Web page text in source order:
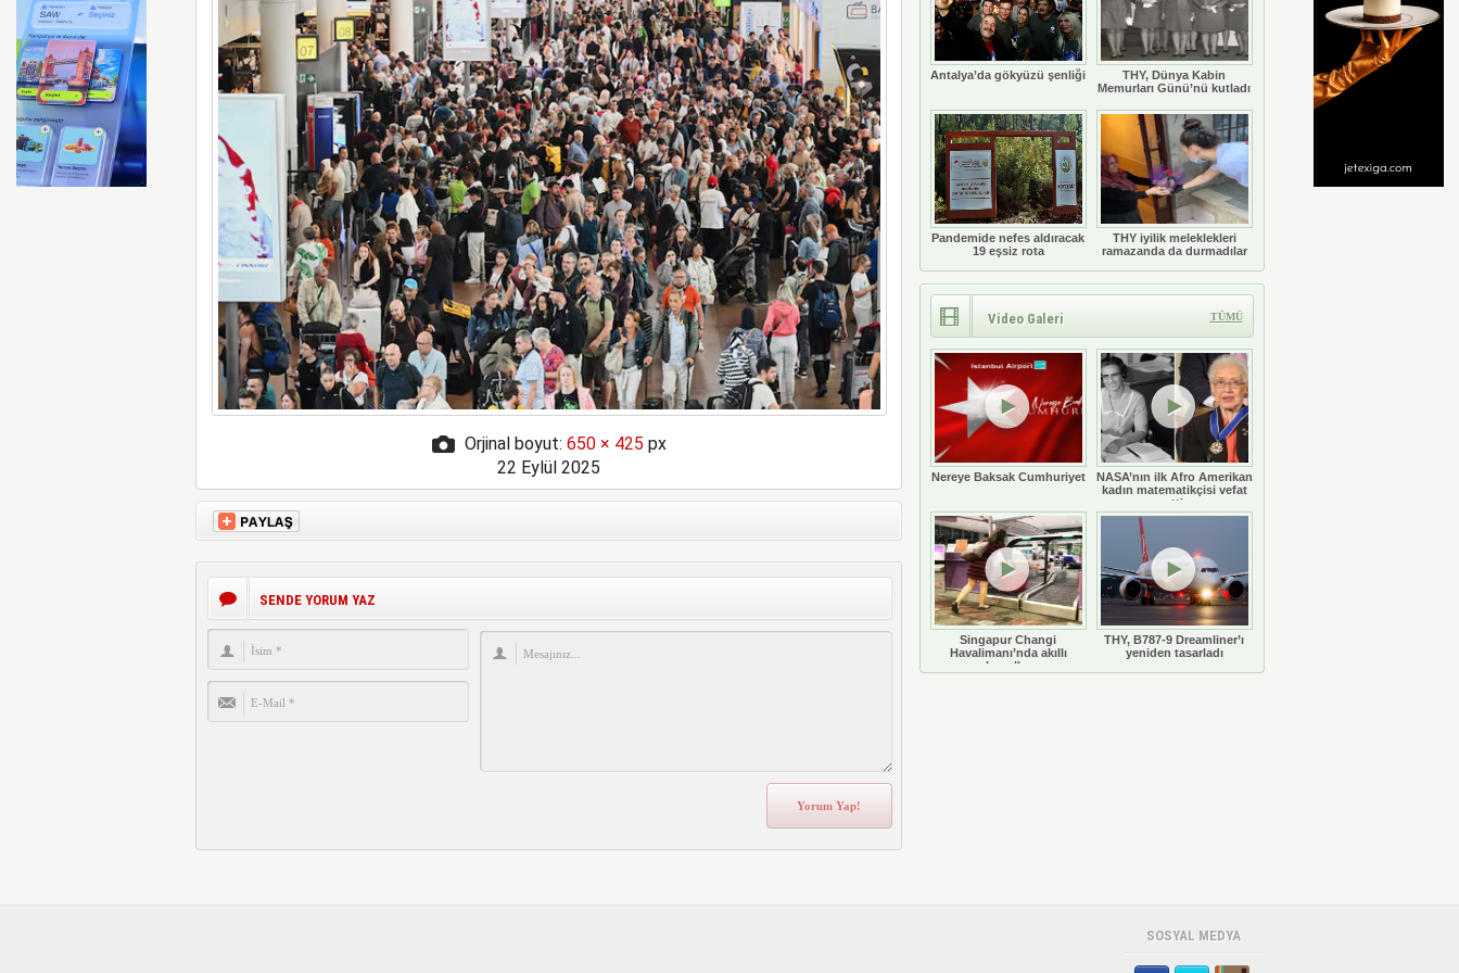
FAA Marine One helikopterine soruşturma başlattı
Orjinal boyut: 650 × 425 px
22 Eylül 2025
SENDE YORUM YAZ
Antalya’da gökyüzü şenliği
THY, Dünya Kabin
Memurları Günü’nü kutladı
Pandemide nefes aldıracak
19 eşsiz rota
THY iyilik meleklekleri
ramazanda da durmadılar
Video Galeri TÜMÜ
Nereye Baksak Cumhuriyet
NASA’nın ilk Afro Amerikan
kadın matematikçisi vefat
etti
Singapur Changi
Havalimanı’nda akıllı
bavullar
THY, B787-9 Dreamliner’ı
yeniden tasarladı
SOSYAL MEDYA